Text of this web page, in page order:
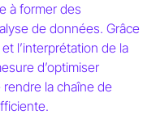
à former des
de données. Grâce
l’interprétation de la
d’optimiser
la chaîne de